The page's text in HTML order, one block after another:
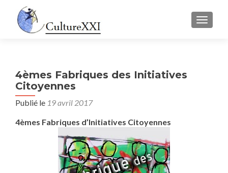
4èmes Fabriques des Initiatives
Citoyennes
Publié le 19 avril 2017
4èmes Fabriques d’Initiatives Citoyennes